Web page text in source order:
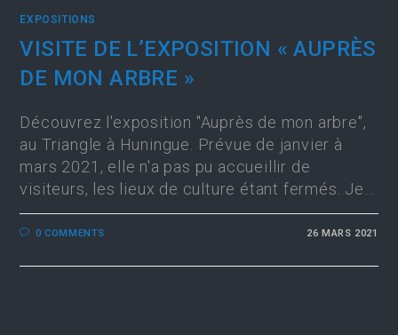
EXPOSITIONS
VISITE DE L’EXPOSITION « AUPRÈS
DE MON ARBRE »
Découvrez l'exposition "Auprès de mon arbre",
au Triangle à Huningue. Prévue de janvier à
mars 2021, elle n'a pas pu accueillir de
visiteurs, les lieux de culture étant fermés. Je…
0 COMMENTS 26 MARS 2021